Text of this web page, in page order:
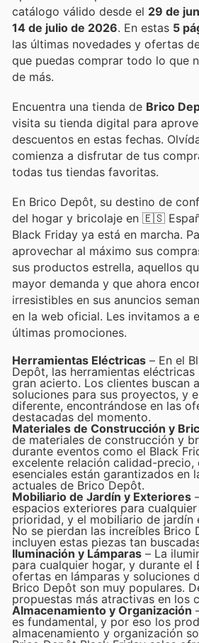
catálogo válido desde el 29 de
14 de julio de 2026 . En estas 5
las últimas novedades y ofertas
que puedas comprar todo lo que
de más.
Encuentra una tienda de Brico
visita su tienda digital para
descuentos en estas fechas.
comienza a disfrutar de tus
todas tus tiendas favoritas.
En Brico Depôt, su destino de
del hogar y bricolaje en 🇪🇸
Black Friday ya está en marcha.
aprovechar al máximo sus
sus productos estrella, aquellos
mayor demanda y que ahora
irresistibles en sus anuncios
en la web oficial. Les invitamos a
últimas promociones.
Herramientas Eléctricas – En el
Depôt, las herramientas eléctricas
gran acierto. Los clientes buscan
soluciones para sus proyectos, y
diferente, encontrándose en las
destacadas del momento.
Materiales de Construcción y
de materiales de construcción y
durante eventos como el Black
excelente relación calidad-precio,
esenciales están garantizados en
actuales de Brico Depôt.
Mobiliario de Jardín y Exteriores
espacios exteriores para
prioridad, y el mobiliario de jardín
No se pierdan las increíbles Brico
incluyen estas piezas tan
Iluminación y Lámparas – La
para cualquier hogar, y durante el
ofertas en lámparas y soluciones
Brico Depôt son muy populares.
propuestas más atractivas en los
Almacenamiento y Organización
es fundamental, y por eso los
almacenamiento y organización